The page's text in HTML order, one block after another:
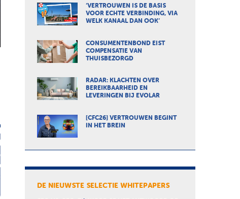
‘VERTROUWEN IS DE BASIS
VOOR ECHTE VERBINDING, VIA
WELK KANAAL DAN OOK’
CONSUMENTENBOND EIST
COMPENSATIE VAN
THUISBEZORGD
RADAR: KLACHTEN OVER
BEREIKBAARHEID EN
LEVERINGEN BIJ EVOLAR
[CFC26] VERTROUWEN BEGINT
IN HET BREIN
DE NIEUWSTE SELECTIE WHITEPAPERS